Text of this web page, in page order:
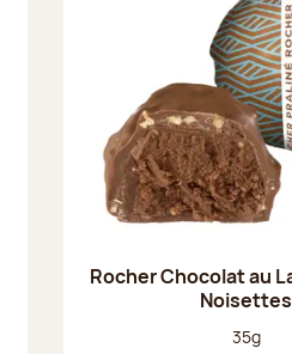
Rocher Chocolat au
Noisettes
Poids
35g